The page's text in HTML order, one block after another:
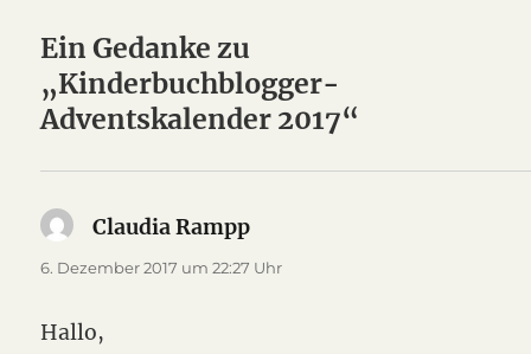
Ein Gedanke zu
„Kinderbuchblogger-
Adventskalender 2017“
Claudia Ramppsagt:
6. Dezember 2017 um 22:27 Uhr
Hallo,